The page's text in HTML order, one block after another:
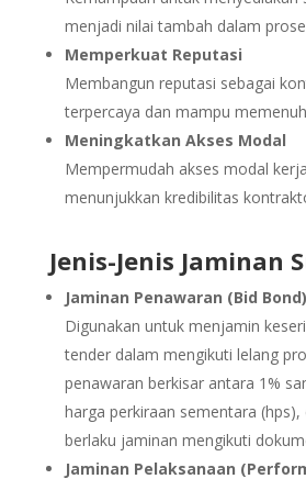
menjadi nilai tambah dalam
Memperkuat Reputasi
Membangun reputasi sebagai
terpercaya dan mampu
Meningkatkan Akses Modal
Mempermudah akses modal
menunjukkan kredibilitas
Jenis-Jenis Jaminan
Jaminan Penawaran (Bid Bond)
Digunakan untuk menjamin
tender dalam mengikuti lelang
penawaran berkisar antara 1%
harga perkiraan sementara (hps),
berlaku jaminan mengikuti
Jaminan Pelaksanaan